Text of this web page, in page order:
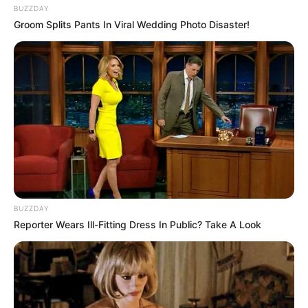
(foto: Instagram/suzu.hirose.official)
Daftar isi
Biodata & Profil
Nama Lengkap: Ooishi Suzuka
Nama Panggung: Suzu Hirose
BUZZDAY
Groom Splits Pants In Viral Wedding Photo Disaster!
BUZZDAY
Reporter Wears Ill-Fitting Dress In Public? Take A Look